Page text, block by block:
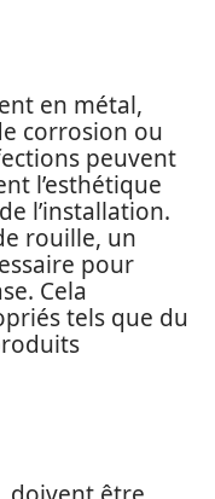
en métal,
corrosion ou
peuvent
l’esthétique
l’installation.
rouille, un
pour
Cela
tels que du